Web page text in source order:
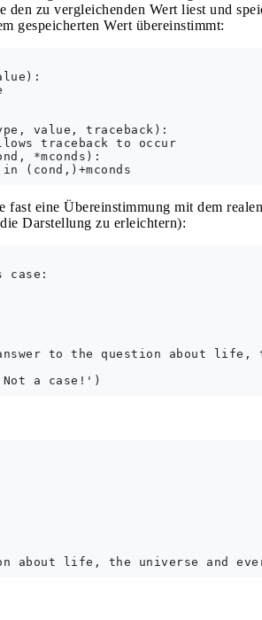
den zu vergleichenden Wert liest und
gespeicherten Wert übereinstimmt:
value, traceback):
traceback to occur
*mconds):
fast eine Übereinstimmung mit dem realen
Darstellung zu erleichtern):
case:
to the question about life,